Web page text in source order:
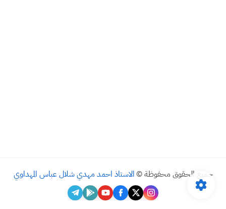
جميع الحقوق محفوظة © الاستاذ احمد مهدي شلال عباس المهداوي